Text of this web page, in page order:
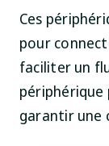
Ces
pour
faciliter un
périphérique
garantir une